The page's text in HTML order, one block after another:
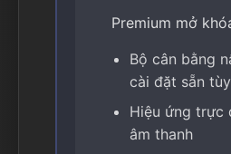
Premium mở
Bộ cân bằng
cài đặt sẵn
Hiệu ứng trực
âm thanh